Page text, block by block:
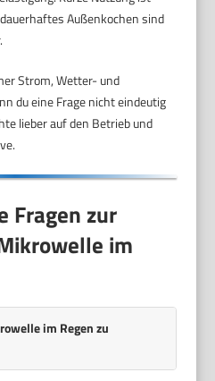
Außenkochen sind
Strom, Wetter- und
du eine Frage nicht eindeutig
lieber auf den Betrieb und
Fragen zur
im
im Regen zu